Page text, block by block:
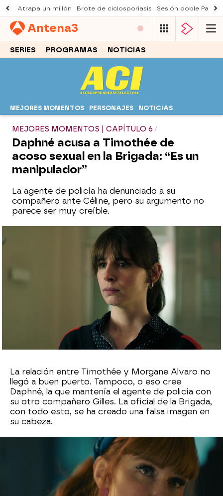
Atrapa un millón Brote de ciclosporiasis Sesión doble
Antena3
SERIES PROGRAMAS NOTICIAS
MEJORES MOMENTOS PERSONAJES NOTICIAS
MEJORES MOMENTOS | CAPÍTULO 6
Daphné acusa a Timothée de
acoso sexual en la Brigada: “Es un
manipulador”
La agente de policía ha denunciado a su
compañero ante Céline, pero su argumento no
parece ser muy creíble.
10 de agosto de 2023, 23:20
Facebook
X Flipboard
La relación entre Timothée y Morgane Alvaro no
llegó a buen puerto. Tampoco, o eso cree
Daphné, la que mantenía el agente de policía con
su otro compañero Gilles. La oficial de la Brigada,
con todo esto, se ha creado una falsa imagen en
su cabeza.
Tras un gesto de compañerismo, al parecer, de
Timothée hacia Daphné, al regalarle un café, esta
última se dirige inmediatamente al despacho de
su jefa para denunciar un caso de acoso sexual.